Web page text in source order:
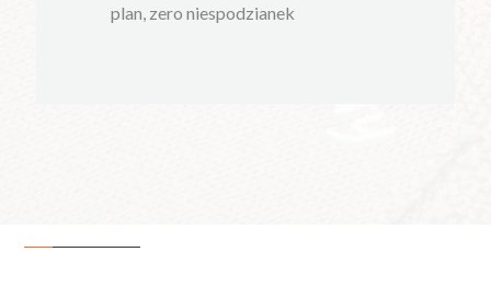
plan, zero niespodzianek